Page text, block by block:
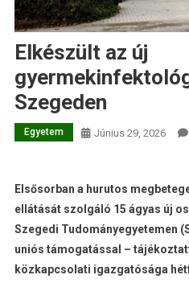
Elkészült az új
Szegeden
Egyetem Június 29, 2026
Elsősorban a hurutos
ellátását szolgáló 15 ágyas új
Szegedi Tudományegyetemen
uniós támogatással –
közkapcsolati igazgatósága